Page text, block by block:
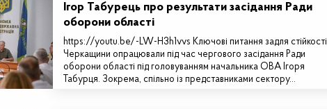
Ігор Табурець про результати засідання Ради
оборони області
https://youtu.be/-LW-H3h1vvs Ключові питання задля стійкості
Черкащини опрацювали під час чергового засідання Ради
оборони області під головуванням начальника ОВА Ігоря
Табурця. Зокрема, спільно із представниками сектору…